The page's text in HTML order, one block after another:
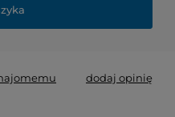
dodaj opinię